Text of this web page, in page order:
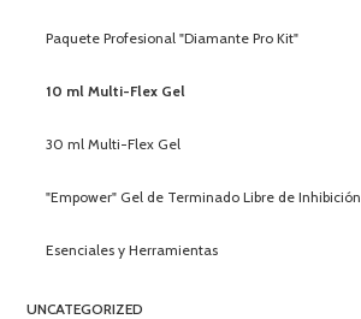
Paquete Profesional "Diamante Pro Kit"
10 ml Multi-Flex Gel
30 ml Multi-Flex Gel
"Empower" Gel de Terminado Libre de Inhibición
Esenciales y Herramientas
UNCATEGORIZED